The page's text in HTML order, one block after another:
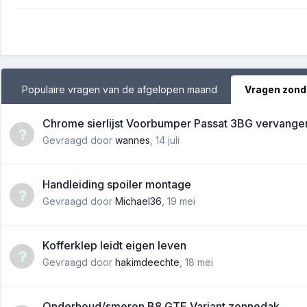
Populaire vragen van de afgelopen maand Vragen
Chrome sierlijst Voorbumper Passat 3BG
Gevraagd door wannes 14 juli
Handleiding spoiler montage
Gevraagd door Michael36 19 mei
Kofferklep leidt eigen leven
Gevraagd door hakimdeechte 18 mei